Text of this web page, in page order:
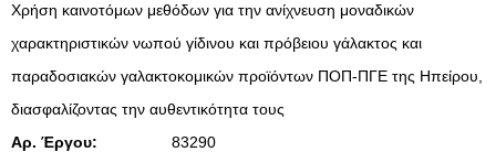
Χρήση καινοτόμων μεθόδων για την ανίχνευση μοναδικών
χαρακτηριστικών νωπού γίδινου και πρόβειου γάλακτος και
παραδοσιακών γαλακτοκομικών προϊόντων ΠΟΠ-ΠΓΕ της Ηπείρου,
διασφαλίζοντας την αυθεντικότητα τους
Αρ. Έργου:
83290